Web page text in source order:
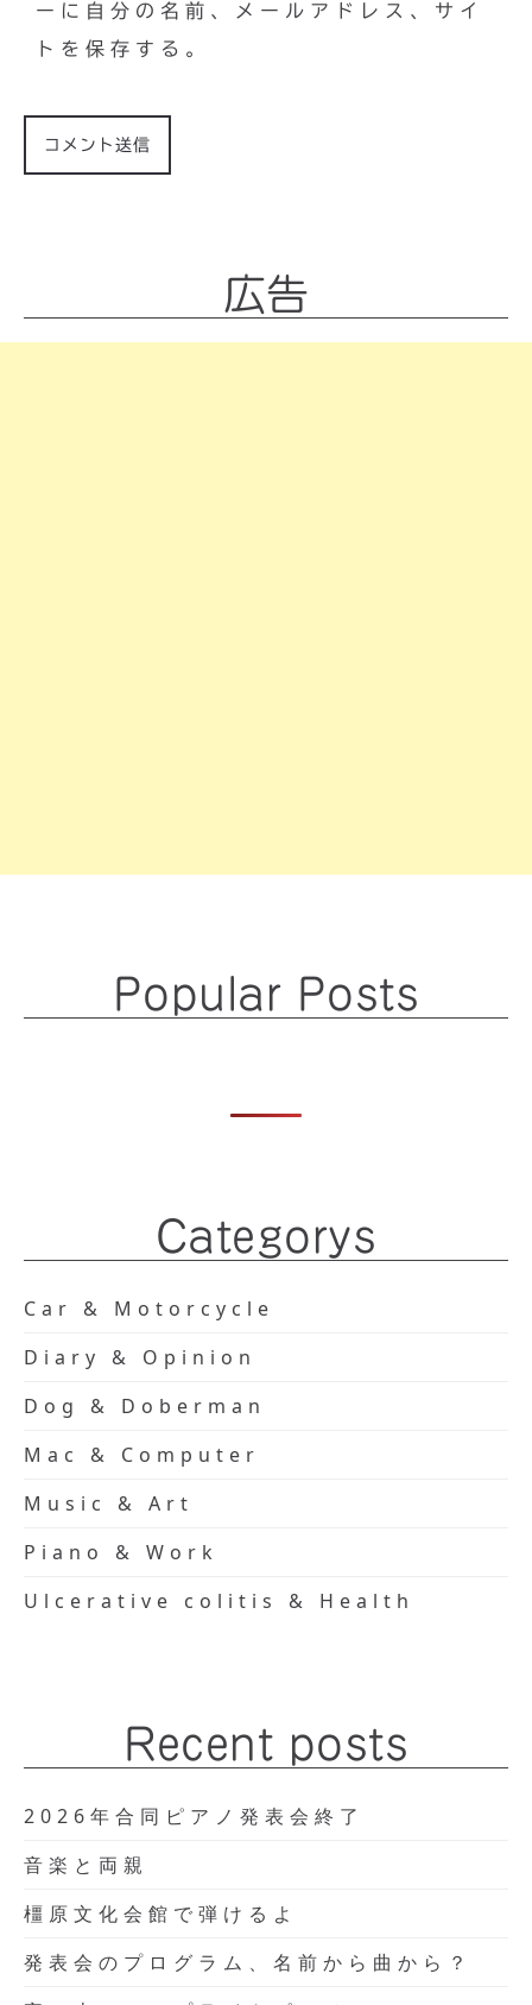
ーに自分の名前、メールアドレス、サイ
トを保存する。
広告
Popular Posts
Categorys
Car & Motorcycle
Diary & Opinion
Dog & Doberman
Mac & Computer
Music & Art
Piano & Work
Ulcerative colitis & Health
Recent posts
2026年合同ピアノ発表会終了
音楽と両親
橿原文化会館で弾けるよ
発表会のプログラム、名前から曲から？